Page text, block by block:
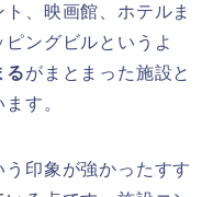
、映画館、ホテルま
ングビルというよ
るがまとまった施設と
す。
印象が強かったすす